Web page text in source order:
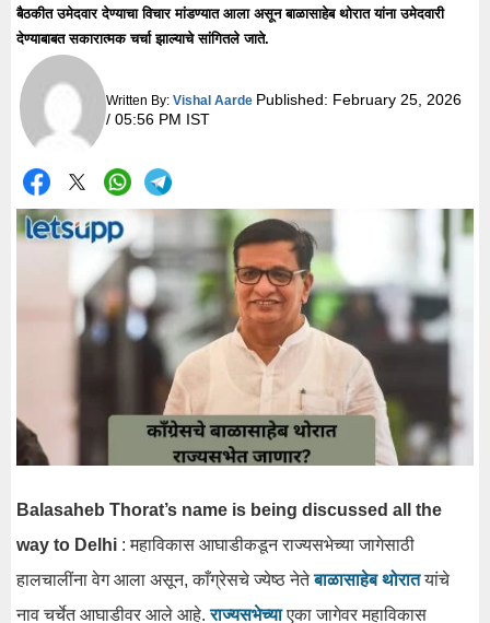
बैठकीत उमेदवार देण्याचा विचार मांडण्यात आला असून बाळासाहेब थोरात यांना उमेदवारी
देण्याबाबत सकारात्मक चर्चा झाल्याचे सांगितले जाते.
Written By:Vishal Aarde Published: February 25, 2026
/ 05:56 PM IST
Balasaheb Thorat’s name is being discussed all the
way to Delhi : महाविकास आघाडीकडून राज्यसभेच्या जागेसाठी
हालचालींना वेग आला असून, काँग्रेसचे ज्येष्ठ नेतेबाळासाहेब थोरात यांचे
नाव चर्चेत आघाडीवर आले आहे.राज्यसभेच्या एका जागेवर महाविकास